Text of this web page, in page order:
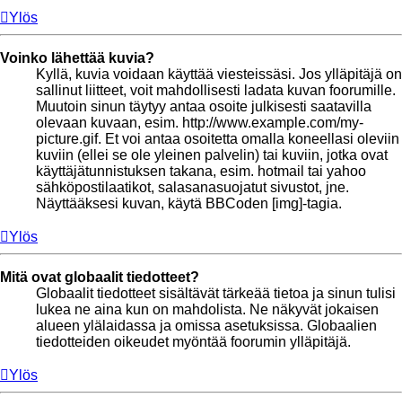
Ylös
Voinko lähettää kuvia?
Kyllä, kuvia voidaan käyttää viesteissäsi. Jos ylläpitäjä on
sallinut liitteet, voit mahdollisesti ladata kuvan foorumille.
Muutoin sinun täytyy antaa osoite julkisesti saatavilla
olevaan kuvaan, esim. http://www.example.com/my-
picture.gif. Et voi antaa osoitetta omalla koneellasi oleviin
kuviin (ellei se ole yleinen palvelin) tai kuviin, jotka ovat
käyttäjätunnistuksen takana, esim. hotmail tai yahoo
sähköpostilaatikot, salasanasuojatut sivustot, jne.
Näyttääksesi kuvan, käytä BBCoden [img]-tagia.
Ylös
Mitä ovat globaalit tiedotteet?
Globaalit tiedotteet sisältävät tärkeää tietoa ja sinun tulisi
lukea ne aina kun on mahdolista. Ne näkyvät jokaisen
alueen ylälaidassa ja omissa asetuksissa. Globaalien
tiedotteiden oikeudet myöntää foorumin ylläpitäjä.
Ylös